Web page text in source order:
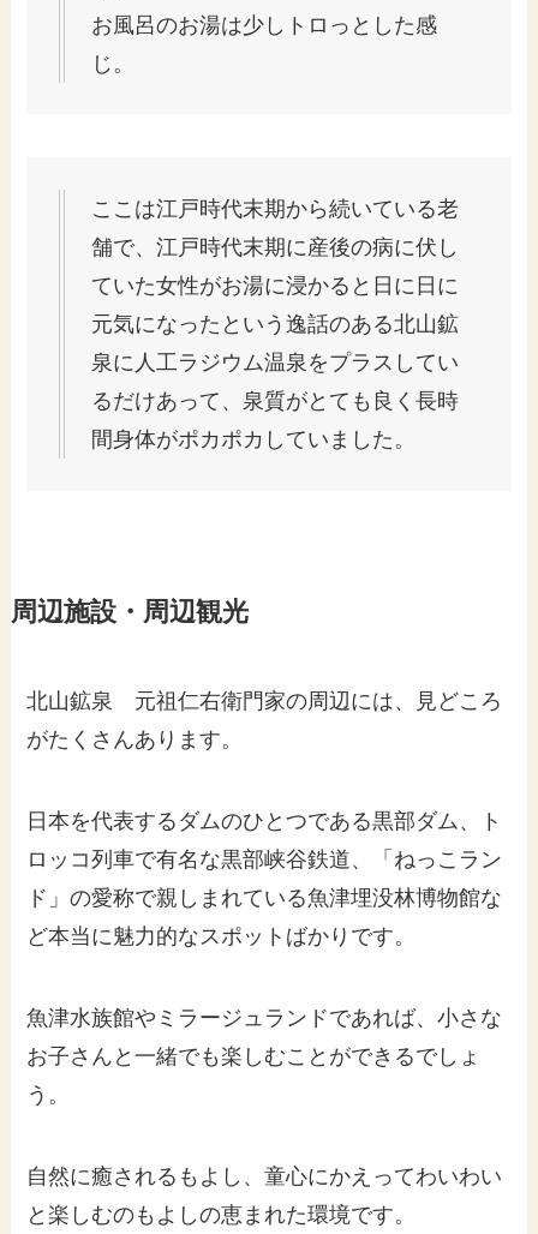
お風呂のお湯は少しトロっとした感
じ。
ここは江戸時代末期から続いている老
舗で、江戸時代末期に産後の病に伏し
ていた女性がお湯に浸かると日に日に
元気になったという逸話のある北山鉱
泉に人工ラジウム温泉をプラスしてい
るだけあって、泉質がとても良く長時
間身体がポカポカしていました。
周辺施設・周辺観光
北山鉱泉 元祖仁右衛門家の周辺には、見どころ
がたくさんあります。
日本を代表するダムのひとつである黒部ダム、ト
ロッコ列車で有名な黒部峡谷鉄道、「ねっこラン
ド」の愛称で親しまれている魚津埋没林博物館な
ど本当に魅力的なスポットばかりです。
魚津水族館やミラージュランドであれば、小さな
お子さんと一緒でも楽しむことができるでしょ
う。
自然に癒されるもよし、童心にかえってわいわい
と楽しむのもよしの恵まれた環境です。